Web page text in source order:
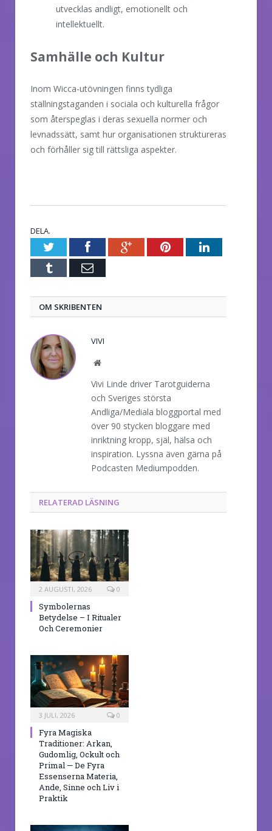
utvecklas andligt, emotionellt och
intellektuellt.
Samhälle och Kultur
Inom Wicca-utövningen finns tydliga
ställningstaganden i sociala och kulturella frågor
som återspeglas i deras sexuella normer och
levnadssätt, samt hur organisationen struktureras
och förhåller sig till rättsliga aspekter.
DELA.
TwitterFacebookGoogle+PinterestLinkedIn
Tumblr E-
OM SKRIBENTEN
VIVI
Website
Vivi Linde driver Tarotguiderna
och Sveriges största
Andliga/Mediala bloggportal med
över 90 stycken bloggare med
inriktning kropp, själ, hälsa och
inspiration. Lyssna även gärna på
Podcasten Mediumpodden.
RELATERAD LÄSNING
2 AUGUSTI, 2026 0
Symbolernas
Betydelse – I Ritualer
Och Ceremonier
3 JULI, 2026 0
Fyra Magiska
Traditioner: Arkan,
Gudomlig, Ockult och
Primal — De Fyra
Essenserna Materia,
Ande, Sinne och Liv i
Praktik